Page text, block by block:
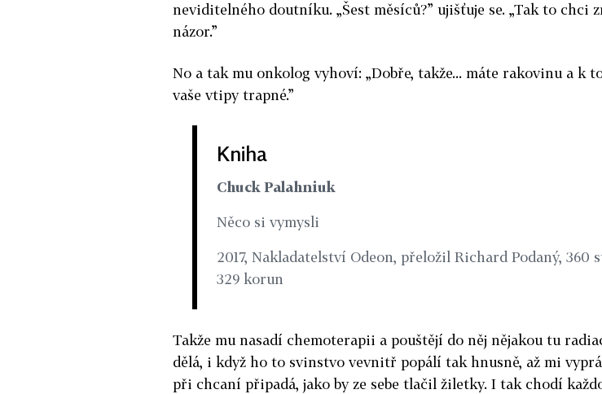
neviditelného doutníku. „Šest měsíců?” ujišťuje se. „Tak to chci
názor.”
No a tak mu onkolog vyhoví: „Dobře, takže... máte rakovinu a k
vaše vtipy trapné.”
Kniha
Chuck Palahniuk
Něco si vymysli
2017, Nakladatelství Odeon, přeložil Richard Podaný, 360
329 korun
Takže mu nasadí chemoterapii a pouštějí do něj nějakou tu
dělá, i když ho to svinstvo vevnitř popálí tak hnusně, až mi
při chcaní připadá, jako by ze sebe tlačil žiletky. I tak chodí